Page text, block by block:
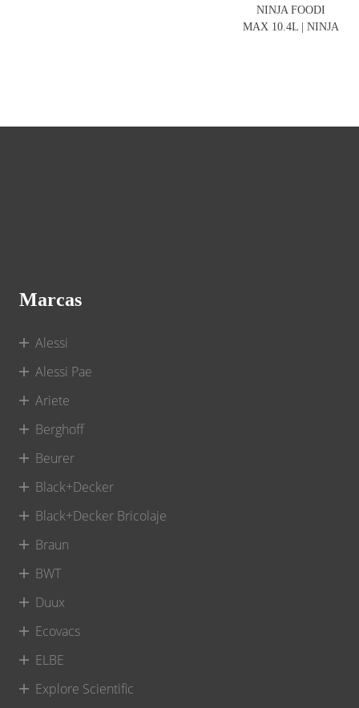
NINJA FOODI
MAX 10.4L | NINJA
Marcas
Alessi
Alessi Pae
Ariete
Berghoff
Beurer
Black+Decker
Black+Decker Bricolaje
Braun
BWT
Duux
Ecovacs
ELBE
Explore Scientific